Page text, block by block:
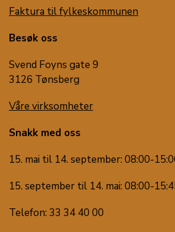
Faktura til fylkeskommunen
Besøk oss
Svend Foyns gate 9
3126 Tønsberg
Våre virksomheter
Snakk med oss
15. mai til 14. september: 08:00-
15. september til 14. mai: 08:00-
Telefon: 33 34 40 00